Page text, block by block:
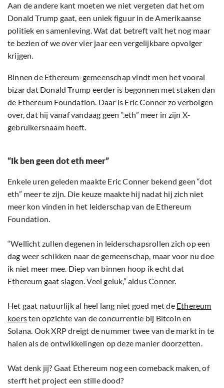
Aan de andere kant moeten we niet vergeten dat het om
Donald Trump gaat, een uniek figuur in de Amerikaanse
politiek en samenleving. Wat dat betreft valt het nog maar
te bezien of we over vier jaar een vergelijkbare opvolger
krijgen.
Binnen de Ethereum-gemeenschap vindt men het vooral
bizar dat Donald Trump eerder is begonnen met staken dan
de Ethereum Foundation. Daar is Eric Conner zo verbolgen
over, dat hij vanaf vandaag geen “.eth” meer in zijn X-
gebruikersnaam heeft.
“Ik ben geen dot eth meer”
Enkele uren geleden maakte Eric Conner bekend geen “dot
eth” meer te zijn. Die keuze maakte hij nadat hij zich niet
meer kon vinden in het leiderschap van de Ethereum
Foundation.
“Wellicht zullen degenen in leiderschapsrollen zich op een
dag weer schikken naar de gemeenschap, maar voor nu doe
ik niet meer mee. Diep van binnen hoop ik echt dat
Ethereum gaat slagen. Veel geluk,” aldus Conner.
Het gaat natuurlijk al heel lang niet goed met de Ethereum
koersten opzichte van de concurrentie bij Bitcoin en
Solana. Ook XRP dreigt de nummer twee van de markt in te
halen als de ontwikkelingen op deze manier doorzetten.
Wat denk jij? Gaat Ethereum nog een comeback maken, of
sterft het project een stille dood?